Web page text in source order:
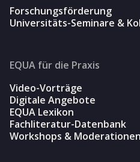
Forschungsförderung
Universitäts-Seminare &
EQUA für die Praxis
Video-Vorträge
Digitale Angebote
EQUA Lexikon
Fachliteratur-Datenbank
Workshops & Moderationen